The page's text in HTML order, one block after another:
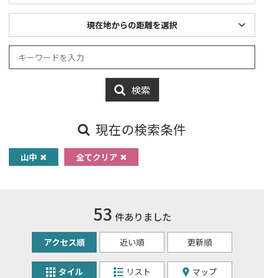
現在地からの距離を選択
検索
現在の検索条件
山中 全てクリア
53 件ありました
アクセス順 近い順 更新順
タイル リスト マップ